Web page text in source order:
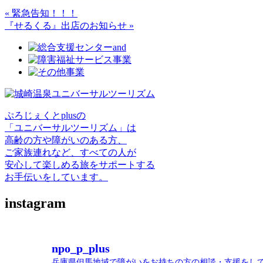
« 緊急告知！！！
『せるくる』出店のお知らせ »
ぷろじぇくとplusの
「ユニバーサルツーリズム」は
高齢の方や障がいのある方、
ご家族連れなど、すべての人が
安心して楽しめる旅をサポートする
お手伝いをしています。
instagram
npo_p_plus